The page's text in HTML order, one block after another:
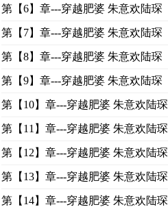
第【6】章---穿越肥婆 朱意欢陆琛
第【7】章---穿越肥婆 朱意欢陆琛
第【8】章---穿越肥婆 朱意欢陆琛
第【9】章---穿越肥婆 朱意欢陆琛
第【10】章---穿越肥婆 朱意欢陆琛
第【11】章---穿越肥婆 朱意欢陆琛
第【12】章---穿越肥婆 朱意欢陆琛
第【13】章---穿越肥婆 朱意欢陆琛
第【14】章---穿越肥婆 朱意欢陆琛